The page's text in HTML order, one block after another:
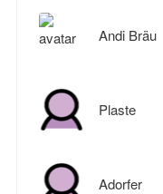
Andi Bräu
Plaste
Adorfer